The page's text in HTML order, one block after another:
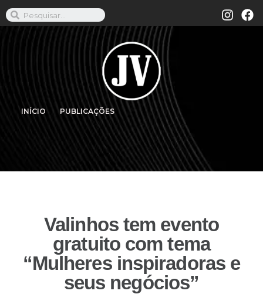
INÍCIO PUBLICAÇÕES
Valinhos tem evento
gratuito com tema
“Mulheres inspiradoras e
seus negócios”